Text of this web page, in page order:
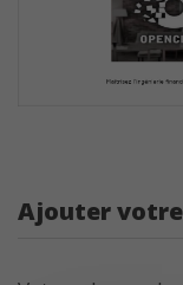
Ajouter